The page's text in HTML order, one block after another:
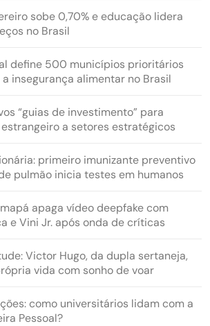
sobe 0,70% e educação lidera
no Brasil
define 500 municípios prioritários
insegurança alimentar no Brasil
“guias de investimento” para
a setores estratégicos
primeiro imunizante preventivo
pulmão inicia testes em humanos
apaga vídeo deepfake com
e Vini Jr. após onda de críticas
Victor Hugo, da dupla sertaneja,
vida com sonho de voar
como universitários lidam com a
Pessoal?